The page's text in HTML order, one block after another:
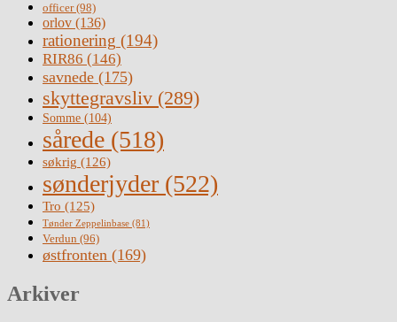
officer(98)
orlov (136)
rationering (194)
RIR86 (146)
savnede (175)
skyttegravsliv (289)
Somme (104)
sårede (518)
søkrig (126)
sønderjyder (522)
Tro (125)
Tønder Zeppelinbase (81)
Verdun (96)
østfronten (169)
Arkiver